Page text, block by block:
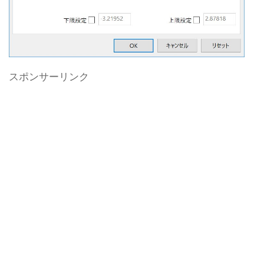
スポンサーリンク